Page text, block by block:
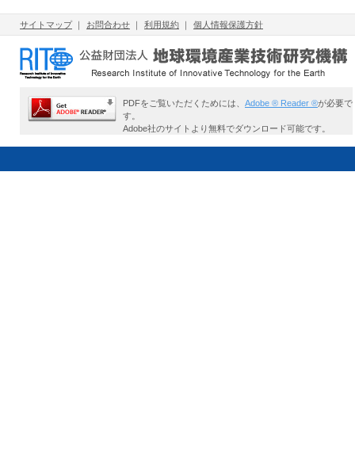
サイトマップ｜ お問合わせ ｜ 利用規約 ｜ 個人情報保護方針
PDFをご覧いただくためには、 Adobe ® Reader ®が必要で
す。
Adobe社のサイトより無料でダウンロード可能です。